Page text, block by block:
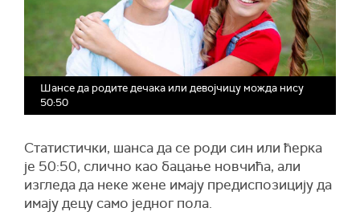
Шансе да родите дечака или девојчицу можда нису
50:50
Статистички, шанса да се роди син или ћерка
је 50:50, слично као бацање новчића, али
изгледа да неке жене имају предиспозицију да
имају децу само једног пола.